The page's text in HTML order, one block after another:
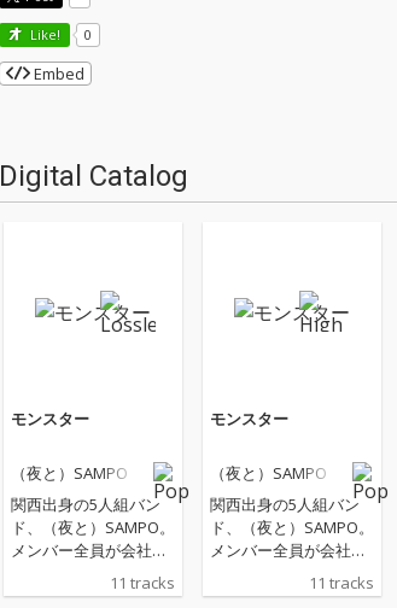
Like! 0
Embed
Digital Catalog
モンスター
（夜と）SAMPO
関西出身の5人組バン
ド、（夜と）SAMPO。
メンバー全員が会社員
を続けながら作り上げ
た、大人になっても
11 tracks
モンスター
（夜と）SAMPO
関西出身の5人組バン
ド、（夜と）SAMPO。
メンバー全員が会社員
を続けながら作り上げ
た、大人になっても
11 tracks